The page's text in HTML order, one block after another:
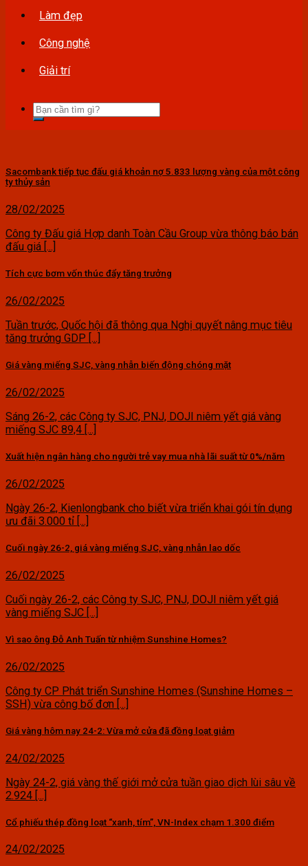
Làm đẹp
Công nghệ
Giải trí
Sacombank tiếp tục đấu giá khoản nợ 5.833 lượng vàng của một công
ty thủy sản
28/02/2025
Công ty Đấu giá Hợp danh Toàn Cầu Group vừa thông báo bán
đấu giá [...]
Tích cực bơm vốn thúc đẩy tăng trưởng
26/02/2025
Tuần trước, Quốc hội đã thông qua Nghị quyết nâng mục tiêu
tăng trưởng GDP [...]
Giá vàng miếng SJC, vàng nhẫn biến động chóng mặt
26/02/2025
Sáng 26-2, các Công ty SJC, PNJ, DOJI niêm yết giá vàng
miếng SJC 89,4 [...]
Xuất hiện ngân hàng cho người trẻ vay mua nhà lãi suất từ 0%/năm
26/02/2025
Ngày 26-2, Kienlongbank cho biết vừa triển khai gói tín dụng
ưu đãi 3.000 tỉ [...]
Cuối ngày 26-2, giá vàng miếng SJC, vàng nhẫn lao dốc
26/02/2025
Cuối ngày 26-2, các Công ty SJC, PNJ, DOJI niêm yết giá
vàng miếng SJC [...]
Vì sao ông Đỗ Anh Tuấn từ nhiệm Sunshine Homes?
26/02/2025
Công ty CP Phát triển Sunshine Homes (Sunshine Homes –
SSH) vừa công bố đơn [...]
Giá vàng hôm nay 24-2: Vừa mở cửa đã đồng loạt giảm
24/02/2025
Ngày 24-2, giá vàng thế giới mở cửa tuần giao dịch lùi sâu về
2.924 [...]
Cổ phiếu thép đồng loạt “xanh, tím”, VN-Index chạm 1.300 điểm
24/02/2025